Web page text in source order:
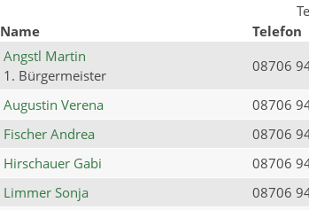
Name
Telefon
Angstl Martin
1. Bürgermeister
08706
Augustin Verena 08706
Fischer Andrea
08706
Hirschauer Gabi
08706
Limmer Sonja
08706